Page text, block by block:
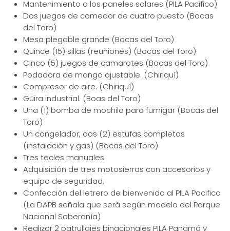
Mantenimiento a los paneles solares (PILA Pacifico)
Dos juegos de comedor de cuatro puesto (Bocas
del Toro)
Mesa plegable grande (Bocas del Toro)
Quince (15) sillas (reuniones) (Bocas del Toro)
Cinco (5) juegos de camarotes (Bocas del Toro)
Podadora de mango ajustable. (Chiriquí)
Compresor de aire. (Chiriquí)
Güira industrial. (Boas del Toro)
Una (1) bomba de mochila para fumigar (Bocas del
Toro)
Un congelador, dos (2) estufas completas
(instalación y gas) (Bocas del Toro)
Tres tecles manuales
Adquisición de tres motosierras con accesorios y
equipo de seguridad.
Confección del letrero de bienvenida al PILA Pacifico
(La DAPB señala que será según modelo del Parque
Nacional Soberanía)
Realizar 2 patrullajes binacionales PILA Panamá y